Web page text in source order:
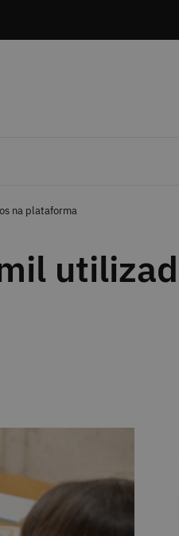
na plataforma